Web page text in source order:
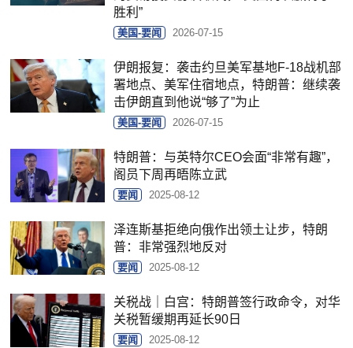
胜利”
美国-要闻 2026-07-15
伊朗报复：袭击约旦美军基地F-18战机部
署地点、美军住宿地点，特朗普：继续袭
击伊朗直到他说“够了”为止
美国-要闻 2026-07-15
特朗普：与英特尔CEO会面“非常有趣”，
阁员下周再晤陈立武
要闻 2025-08-12
泽连斯基拒绝向俄作出领土让步，特朗
普：非常强烈地反对
要闻 2025-08-12
关税战｜白宫：特朗普签行政命令，对华
关税暂缓期再延长90日
要闻 2025-08-12